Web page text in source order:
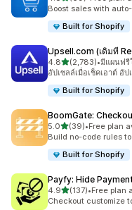
ทั้งหมด 69 รีวิว
Boost sales with
Built for Shopify
Upsell.com (เดิมที
4.8เต็ม 5 ดาว
(2,783)
ทั้งหมด 2783 รีวิว
•มีแผนฟรี
อัปเซลล์เมื่อเช็คเอาต์ อั
Built for Shopify
BoomGate:
5.0เต็ม 5 ดาว
(39)
ทั้งหมด 39 รีวิว
•Free plan
Build no-code rules
Built for Shopify
Payfy: Hide
4.9เต็ม 5 ดาว
(137)
ทั้งหมด 137 รีวิว
•Free plan
Checkout customize